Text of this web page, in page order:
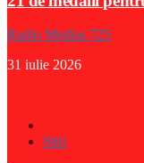
Radio Medias 725
31 iulie 2026
Stiri